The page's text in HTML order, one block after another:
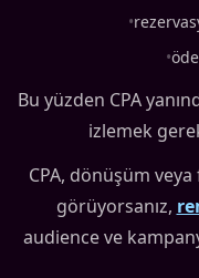
•
•
Bu yüzden CPA
izlemek
CPA, dönüşüm
görüyorsanız,
audience ve